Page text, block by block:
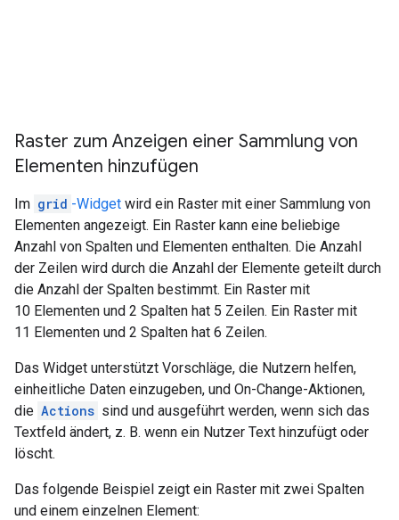
Raster zum Anzeigen einer Sammlung von
Elementen hinzufügen
Im grid -Widget wird ein Raster mit einer Sammlung von
Elementen angezeigt. Ein Raster kann eine beliebige
Anzahl von Spalten und Elementen enthalten. Die Anzahl
der Zeilen wird durch die Anzahl der Elemente geteilt durch
die Anzahl der Spalten bestimmt. Ein Raster mit
10 Elementen und 2 Spalten hat 5 Zeilen. Ein Raster mit
11 Elementen und 2 Spalten hat 6 Zeilen.
Das Widget unterstützt Vorschläge, die Nutzern helfen,
einheitliche Daten einzugeben, und On-Change-Aktionen,
die Actions sind und ausgeführt werden, wenn sich das
Textfeld ändert, z. B. wenn ein Nutzer Text hinzufügt oder
löscht.
Das folgende Beispiel zeigt ein Raster mit zwei Spalten
und einem einzelnen Element: